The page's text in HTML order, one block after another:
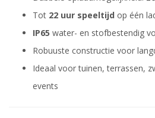
Tot 22 uur speeltijd op één
IP65 water- en stofbestendig
Robuuste constructie voor
Ideaal voor tuinen, terrassen,
events